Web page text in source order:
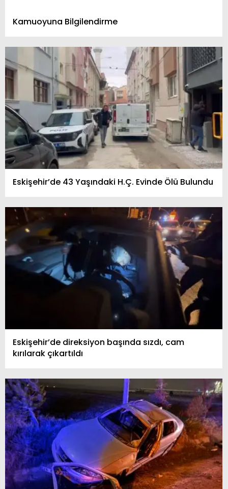
Kamuoyuna Bilgilendirme
Eskişehir’de 43 Yaşındaki H.Ç. Evinde Ölü Bulundu
Eskişehir’de direksiyon başında sızdı, cam
kırılarak çıkartıldı